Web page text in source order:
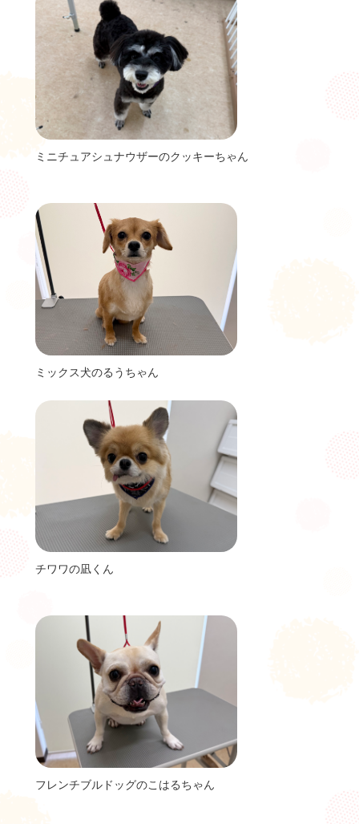
ミニチュアシュナウザーのクッキーちゃん
ミックス犬のるうちゃん
チワワの凪くん
フレンチブルドッグのこはるちゃん